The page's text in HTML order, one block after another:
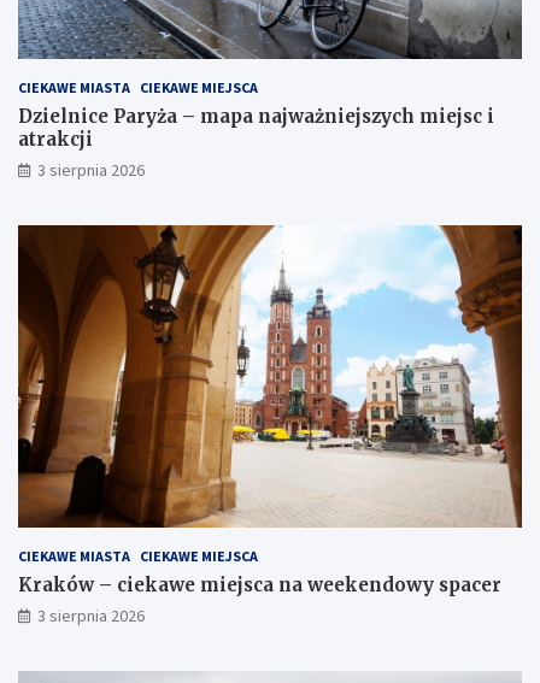
CIEKAWE MIASTA CIEKAWE MIEJSCA
Dzielnice Paryża – mapa najważniejszych miejsc i
atrakcji
3 sierpnia 2026
CIEKAWE MIASTA CIEKAWE MIEJSCA
Kraków – ciekawe miejsca na weekendowy spacer
3 sierpnia 2026